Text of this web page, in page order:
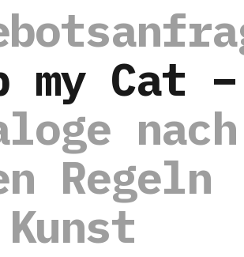
my Cat –
nach
Regeln